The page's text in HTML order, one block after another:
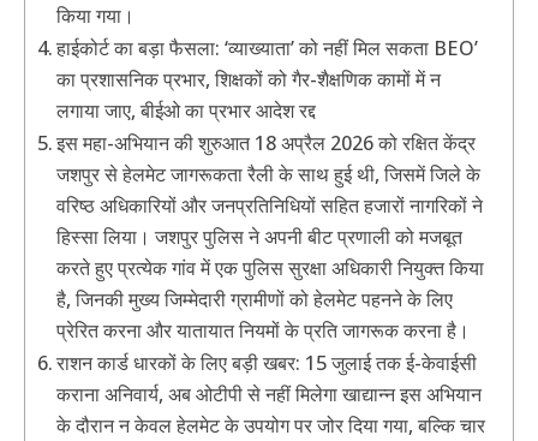
किया गया।
हाईकोर्ट का बड़ा फैसला: ‘व्याख्याता’ को नहीं मिल सकता BEO’
का प्रशासनिक प्रभार, शिक्षकों को गैर-शैक्षणिक कामों में न
लगाया जाए, बीईओ का प्रभार आदेश रद्द
इस महा-अभियान की शुरुआत 18 अप्रैल 2026 को रक्षित केंद्र
जशपुर से हेलमेट जागरूकता रैली के साथ हुई थी, जिसमें जिले के
वरिष्ठ अधिकारियों और जनप्रतिनिधियों सहित हजारों नागरिकों ने
हिस्सा लिया। जशपुर पुलिस ने अपनी बीट प्रणाली को मजबूत
करते हुए प्रत्येक गांव में एक पुलिस सुरक्षा अधिकारी नियुक्त किया
है, जिनकी मुख्य जिम्मेदारी ग्रामीणों को हेलमेट पहनने के लिए
प्रेरित करना और यातायात नियमों के प्रति जागरूक करना है।
राशन कार्ड धारकों के लिए बड़ी खबर: 15 जुलाई तक ई-केवाईसी
कराना अनिवार्य, अब ओटीपी से नहीं मिलेगा खाद्यान्न इस अभियान
के दौरान न केवल हेलमेट के उपयोग पर जोर दिया गया, बल्कि चार